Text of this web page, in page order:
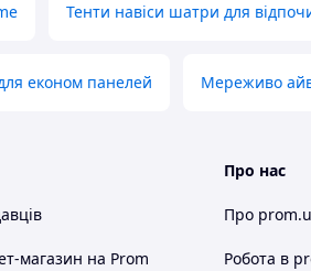
Тенти навіси шатри для
економ панелей Мереживо
магазин на Prom
Про нас
Про
Робота в